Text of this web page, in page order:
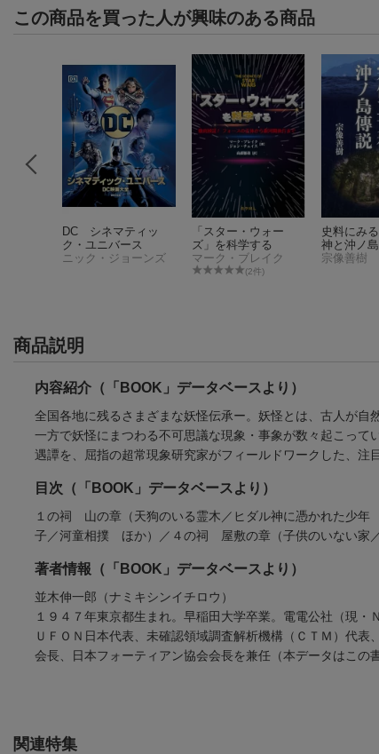
この商品を買った人が興味のある商品
DC シネマティッ
ク・ユニバース
ニック・ジョーンズ
「スター・ウォー
ズ」を科学する
マーク・ブレイク
(2件)
史料にみ
神と沖ノ
宗像善樹
商品説明
内容紹介（「BOOK」データベースより）
全国各地に残るさまざまな妖怪伝承ー。妖怪とは、古人が
一方で妖怪にまつわる不可思議な現象・事象が数々起こって
遇譚を、屈指の超常現象研究家がフィールドワークした、注
目次（「BOOK」データベースより）
１の祠 山の章（天狗のいる霊木／ヒダル神に憑かれた少
子／河童相撲 ほか）／４の祠 屋敷の章（子供のいない家
著者情報（「BOOK」データベースより）
並木伸一郎（ナミキシンイチロウ）
１９４７年東京都生まれ。早稲田大学卒業。電電公社（現
ＵＦＯＮ日本代表、未確認領域調査解析機構（ＣＴＭ）代
会長、日本フォーティアン協会会長を兼任（本データはこの
関連特集